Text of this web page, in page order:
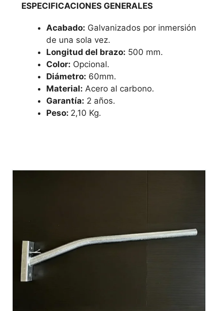
ESPECIFICACIONES GENERALES
Acabado: Galvanizados por inmersión
de una sola vez.
Longitud del brazo: 500 mm.
Color: Opcional.
Diámetro: 60mm.
Material: Acero al carbono.
Garantía: 2 años.
Peso: 2,10 Kg.